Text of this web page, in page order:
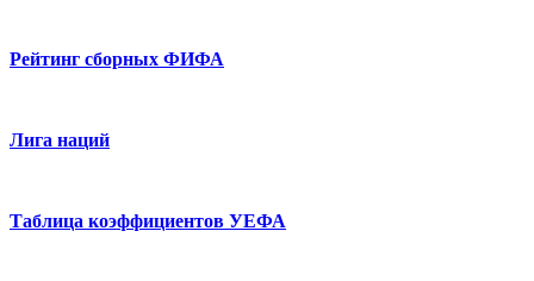
Рейтинг сборных ФИФА
Лига наций
Таблица коэффициентов УЕФА